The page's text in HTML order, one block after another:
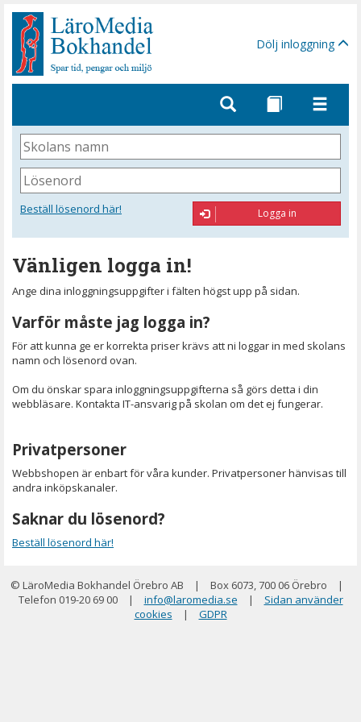
Gå
sidinnehåll
Dölj inloggning
Skolans
namn
Lösenord
Beställ lösenord här! Logga in
Vänligen logga in!
Ange dina inloggningsuppgifter i fälten högst upp på sidan.
Varför måste jag logga in?
För att kunna ge er korrekta priser krävs att ni loggar in med skolans
namn och lösenord ovan.
Om du önskar spara inloggningsuppgifterna så görs detta i din
webbläsare. Kontakta IT-ansvarig på skolan om det ej fungerar.
Privatpersoner
Webbshopen är enbart för våra kunder. Privatpersoner hänvisas till
andra inköpskanaler.
Saknar du lösenord?
Beställ lösenord här!
© LäroMedia Bokhandel Örebro AB | Box 6073, 700 06 Örebro
|
Telefon 019-20 69 00
| info@laromedia.se |
Sidan använder
cookies
| GDPR